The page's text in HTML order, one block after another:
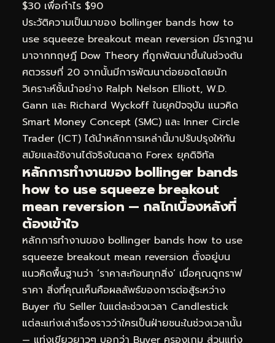
$30 เพื่อกำไร $90
ประวัติความเป็นมาของ bollinger bands how to
use squeeze breakout mean reversion มีรากฐาน
มาจากทฤษฎี Dow Theory ที่ถูกพัฒนาขึ้นในช่วงต้น
ศตวรรษที่ 20 จากนั้นมีการพัฒนาต่อยอดโดยนัก
วิเคราะห์ชั้นนำอย่าง Ralph Nelson Elliott, W.D.
Gann และ Richard Wyckoff ในยุคปัจจุบัน แนวคิด
Smart Money Concept (SMC) และ Inner Circle
Trader (ICT) ได้นำหลักการเหล่านี้มาปรับปรุงให้ทัน
สมัยและใช้งานได้จริงในตลาด Forex ยุคดิจิทัล
หลักการทำงานของ bollinger bands
how to use squeeze breakout
mean reversion — กลไกเบื้องหลังที่
ต้องเข้าใจ
หลักการทำงานของ bollinger bands how to use
squeeze breakout mean reversion ตั้งอยู่บน
แนวคิดพื้นฐานว่า ‘ราคาสะท้อนทุกสิ่ง’ เมื่อคุณดูกราฟ
ราคา สิ่งที่คุณเห็นคือผลลัพธ์ของการต่อสู้ระหว่าง
Buyer กับ Seller ในแต่ละช่วงเวลา Candlestick
แต่ละแท่งเล่าเรื่องราวว่าใครเป็นฝ่ายชนะในช่วงเวลานั้น
— แท่งเขียวยาวๆ บอกว่า Buyer ครองเกม ส่วนแท่ง